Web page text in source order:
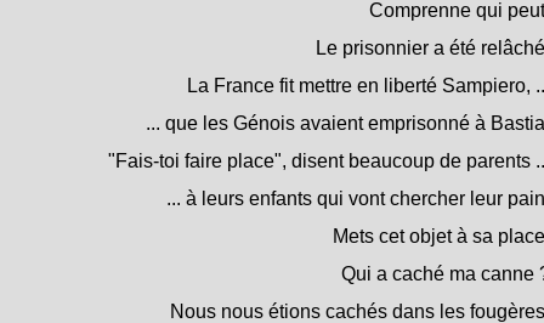
Comprenne qui
Le prisonnier a été
La France fit mettre en liberté Sampiero,
... que les Génois avaient emprisonné à
"Fais-toi faire place", disent beaucoup de parents
... à leurs enfants qui vont chercher leur
Mets cet objet à sa
Qui a caché ma canne
Nous nous étions cachés dans les